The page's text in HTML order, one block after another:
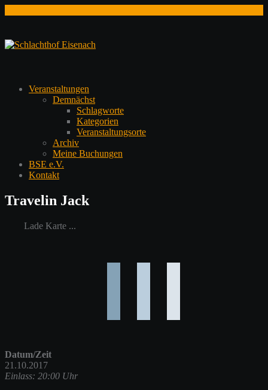
springen
Veranstaltungen
Demnächst
Schlagworte
Kategorien
Veranstaltungsorte
Archiv
Meine Buchungen
BSE e.V.
Kontakt
Travelin Jack
Lade Karte ...
Datum/Zeit
21.10.2017
Einlass: 20:00 Uhr